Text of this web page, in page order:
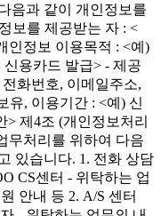
음과 같이 개인정보를
보를 제공받는 자 : <
인정보 이용목적 : <예)
용카드 발급> - 제공
화번호, 이메일주소,
유, 이용기간 : <예) 신
제4조 (개인정보처리
무처리를 위하여 다음
있습니다. 1. 전화 상담
CS센터 - 위탁하는 업
안내 등 2. A/S 센터